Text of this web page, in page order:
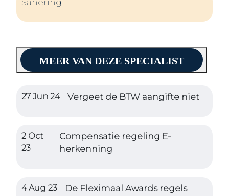
Sanering
MEER VAN DEZE SPECIALIST
27 Jun 24 Vergeet de BTW aangifte niet
2 Oct
23
Compensatie regeling E-
herkenning
4 Aug 23 De Fleximaal Awards regels